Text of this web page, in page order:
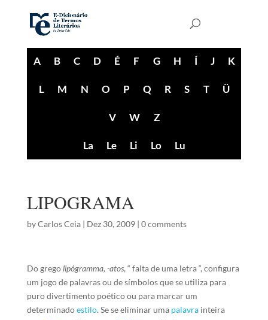
A B C D É F G H Í J K
L M N O P Q R S T Ü
V W Z
La Le Li Lo Lu
LIPOGRAMA
byCarlos Ceia| Dez 30, 2009| 0 comments
Do gregolipógramma, -atos, “ falta de uma letra “, configura
um jogo de palavras ou de símbolos que se utiliza para
puro divertimento poético ou para marcar um
determinadoestilo. Se se eliminar uma palavrainteira